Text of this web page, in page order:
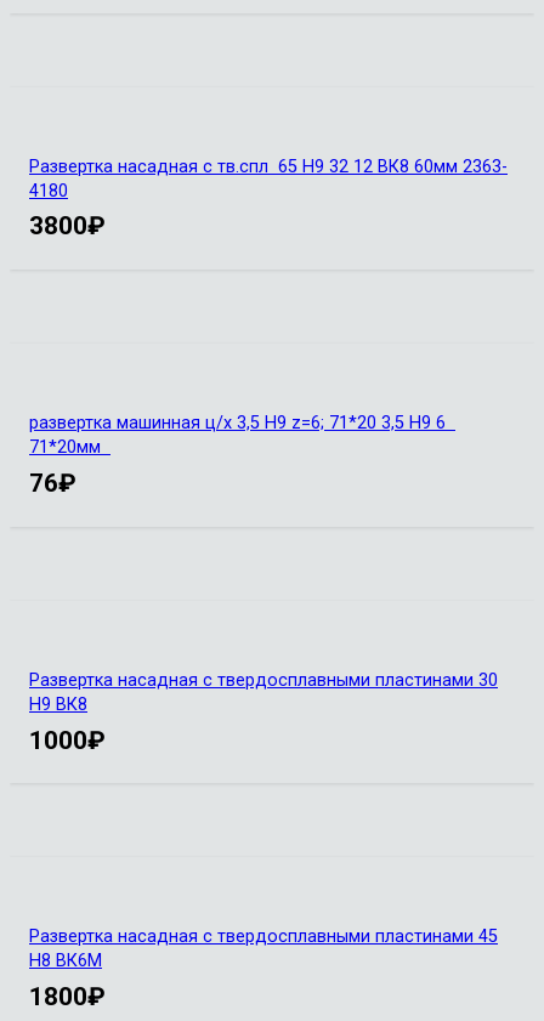
Развертка насадная с тв.спл 65 Н9 32 12 ВК8 60мм 2363-
4180
3800₽
развертка машинная ц/х 3,5 Н9 z=6; 71*20 3,5 Н9 6
71*20мм
76₽
Развертка насадная с твердосплавными пластинами 30
H9 ВК8
1000₽
Развертка насадная с твердосплавными пластинами 45
Н8 ВК6М
1800₽